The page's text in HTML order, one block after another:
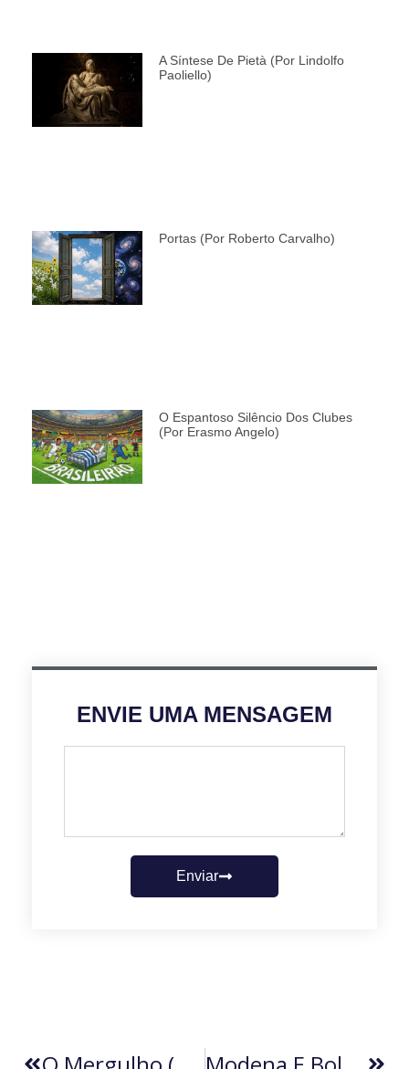
A Síntese De Pietà (por Lindolfo
Paoliello)
Portas (por Roberto Carvalho)
O Espantoso Silêncio Dos Clubes
(por Erasmo Angelo)
ENVIE UMA MENSAGEM
Enviar